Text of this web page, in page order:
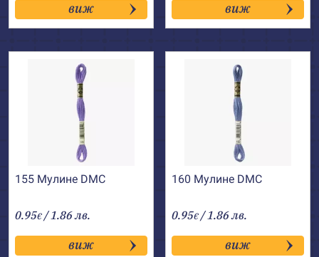
виж виж
155 Мулине DMC
0.95€ / 1.86 лв.
виж
160 Мулине DMC
0.95€ / 1.86 лв.
виж